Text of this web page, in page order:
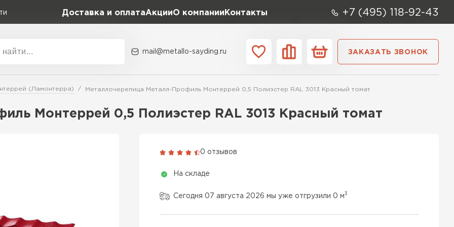
Доставка и оплатаАкцииО компании Контакты +7 (495) 118-92-43
Коллекция
Classic Grand Line
Доборные элементы
mail@metallo-sayding.ru ЗАКАЗАТЬ ЗВОНОК
(Ламонтерра) Металлочерепица Металл-Профиль Монтеррей 0,5 Полиэстер RAL 3013 Красный томат
Монтеррей 0,5 Полиэстер RAL 3013 Красный томат
0 отзывов
На складе
Сегодня 07 августа 2026 мы уже отгрузили 0 м3